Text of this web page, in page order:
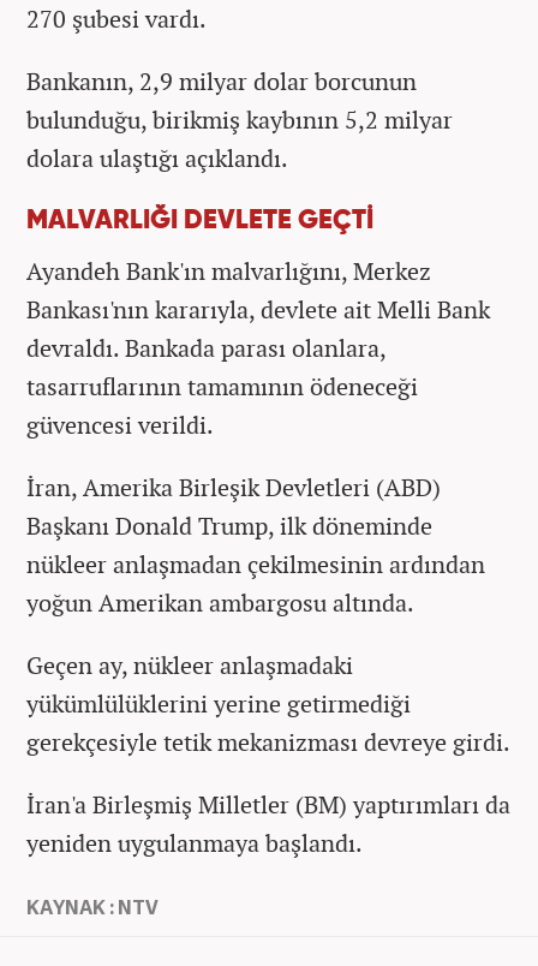
270 şubesi vardı.
Bankanın, 2,9 milyar dolar borcunun
bulunduğu, birikmiş kaybının 5,2 milyar
dolara ulaştığı açıklandı.
MALVARLIĞI DEVLETE GEÇTİ
Ayandeh Bank'ın malvarlığını, Merkez
Bankası'nın kararıyla, devlete ait Melli Bank
devraldı. Bankada parası olanlara,
tasarruflarının tamamının ödeneceği
güvencesi verildi.
İran, Amerika Birleşik Devletleri (ABD)
Başkanı Donald Trump, ilk döneminde
nükleer anlaşmadan çekilmesinin ardından
yoğun Amerikan ambargosu altında.
Geçen ay, nükleer anlaşmadaki
yükümlülüklerini yerine getirmediği
gerekçesiyle tetik mekanizması devreye girdi.
İran'a Birleşmiş Milletler (BM) yaptırımları da
yeniden uygulanmaya başlandı.
KAYNAK : NTV